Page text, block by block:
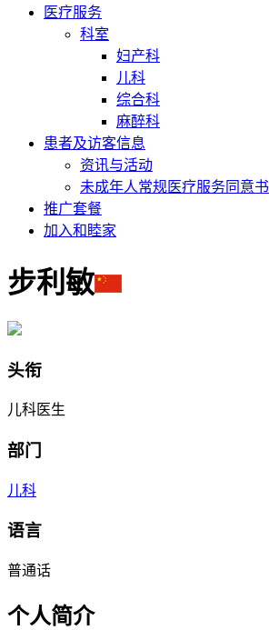
医疗服务
科室
妇产科
儿科
综合科
麻醉科
患者及访客信息
资讯与活动
未成年人常规医疗服务同意书
推广套餐
加入和睦家
步利敏
头衔
儿科医生
部门
儿科
语言
普通话
个人简介